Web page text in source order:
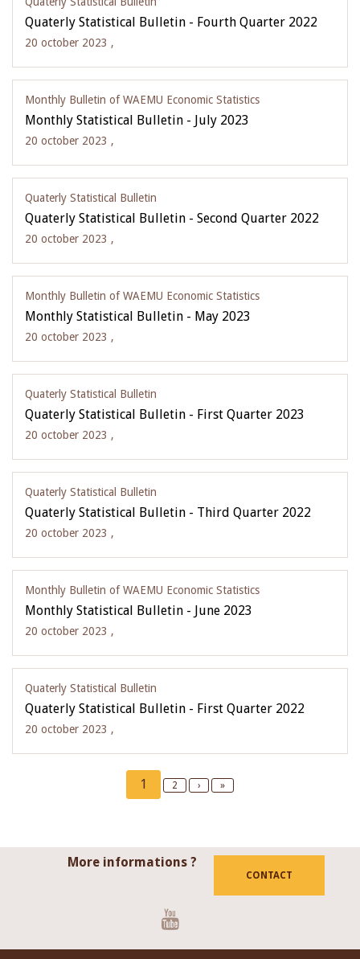
Quaterly Statistical Bulletin - Fourth Quarter 2022
20 october 2023 ,
Monthly Bulletin of WAEMU Economic Statistics
Monthly Statistical Bulletin - July 2023
20 october 2023 ,
Quaterly Statistical Bulletin
Quaterly Statistical Bulletin - Second Quarter 2022
20 october 2023 ,
Monthly Bulletin of WAEMU Economic Statistics
Monthly Statistical Bulletin - May 2023
20 october 2023 ,
Quaterly Statistical Bulletin
Quaterly Statistical Bulletin - First Quarter 2023
20 october 2023 ,
Quaterly Statistical Bulletin
Quaterly Statistical Bulletin - Third Quarter 2022
20 october 2023 ,
Monthly Bulletin of WAEMU Economic Statistics
Monthly Statistical Bulletin - June 2023
20 october 2023 ,
Quaterly Statistical Bulletin
Quaterly Statistical Bulletin - First Quarter 2022
20 october 2023 ,
Current
page
1 Page
2
Next
›
Last
»
More informations ?
CONTACT